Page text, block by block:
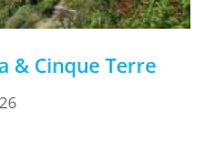
& Cinque Terre